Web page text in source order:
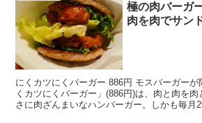
極の肉バーガ
肉を肉でサン
にくカツにくバーガー 886円 モスバーガーが
くカツにくバーガー」(886円)は、肉と肉を肉
さに肉ざんまいなハンバーガー。しかも毎月